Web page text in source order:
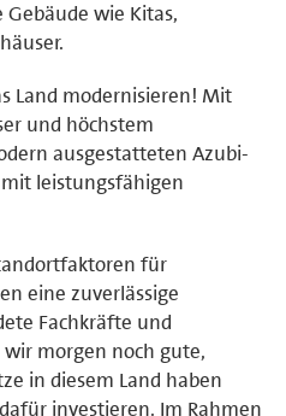
wie Kitas,
Land modernisieren! Mit
und höchstem
ausgestatteten Azubi-
leistungsfähigen
für
eine zuverlässige
Fachkräfte und
morgen noch gute,
in diesem Land haben
investieren. Im Rahmen